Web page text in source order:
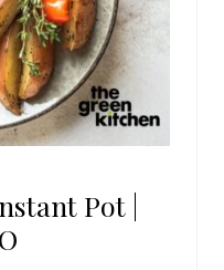
Pot |